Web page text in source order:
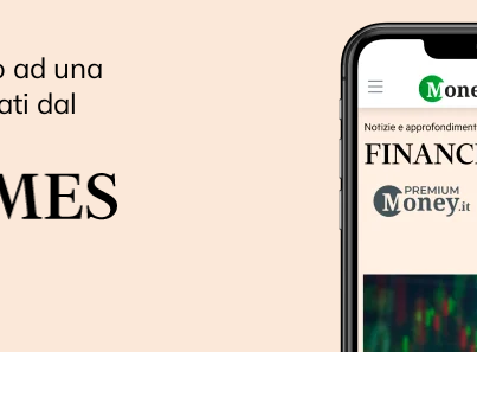
ad una
dal